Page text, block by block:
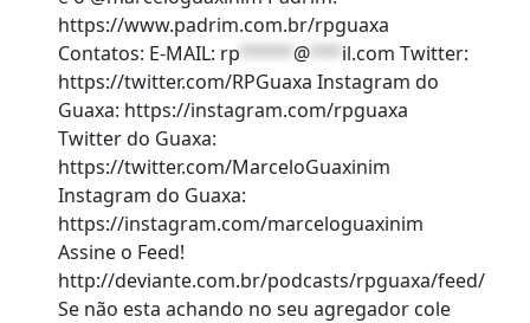
https://www.padrim.com.br/rpguaxa
Contatos: E-MAIL: rp ***** @*** il.com Twitter:
https://twitter.com/RPGuaxa Instagram do
Guaxa: https://instagram.com/rpguaxa
Twitter do Guaxa:
https://twitter.com/MarceloGuaxinim
Instagram do Guaxa:
https://instagram.com/marceloguaxinim
Assine o Feed!
http://deviante.com.br/podcasts/rpguaxa/feed/
Se não esta achando no seu agregador cole